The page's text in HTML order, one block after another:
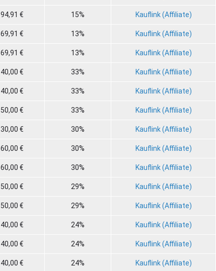
94,91 € 15% Kauflink (Affiliate)
69,91 € 13% Kauflink (Affiliate)
69,91 € 13% Kauflink (Affiliate)
40,00 € 33% Kauflink (Affiliate)
40,00 € 33% Kauflink (Affiliate)
50,00 € 33% Kauflink (Affiliate)
30,00 € 30% Kauflink (Affiliate)
60,00 € 30% Kauflink (Affiliate)
60,00 € 30% Kauflink (Affiliate)
50,00 € 29% Kauflink (Affiliate)
50,00 € 29% Kauflink (Affiliate)
40,00 € 24% Kauflink (Affiliate)
40,00 € 24% Kauflink (Affiliate)
40,00 € 24% Kauflink (Affiliate)